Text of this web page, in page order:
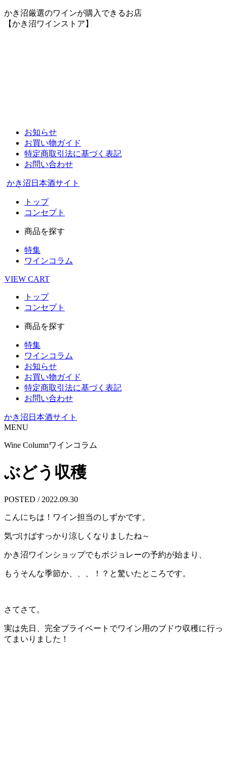
かき沼厳選のワインが購入できるお店
【かき沼ワインストア】
お知らせ
お買い物ガイド
特定商取引法に基づく表記
お問い合わせ
かき沼日本酒サイト
トップ
コンセプト
商品を探す
特集
ワインコラム
VIEW CART
トップ
コンセプト
商品を探す
特集
ワインコラム
お知らせ
お買い物ガイド
特定商取引法に基づく表記
お問い合わせ
かき沼日本酒サイト
MENU
Wine Columnワインコラム
ぶどう収穫
POSTED / 2022.09.30
こんにちは！ワイン担当のしずかです。
気づけばすっかり涼しくなりましたね～
かき沼ワインショップでもボジョレーの予約が始まり、
もうそんな季節か、、、！？と驚いたところです。
さてさて。
実は先日、完全プライベートでワイン用のブドウ収穫に行っ
てまいりました！